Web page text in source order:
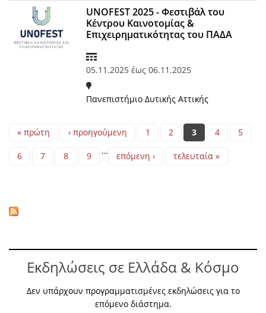
UNOFEST 2025 - Φεστιβάλ του
Κέντρου Καινοτομίας &
Επιχειρηματικότητας του ΠΑΔΑ
05.11.2025 έως 06.11.2025
Πανεπιστήμιο Δυτικής Αττικής
Pages
« πρώτη ‹ προηγούμενη 1 2 3 4 5
6 7 8 9 … επόμενη › τελευταία »
Εκδηλώσεις σε Ελλάδα & Κόσμο
Δεν υπάρχουν προγραμματισμένες εκδηλώσεις για το
επόμενο διάστημα.